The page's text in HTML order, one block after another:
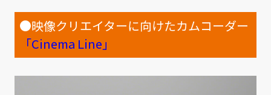
●映像クリエイターに向けたカムコーダー
「Cinema Line」